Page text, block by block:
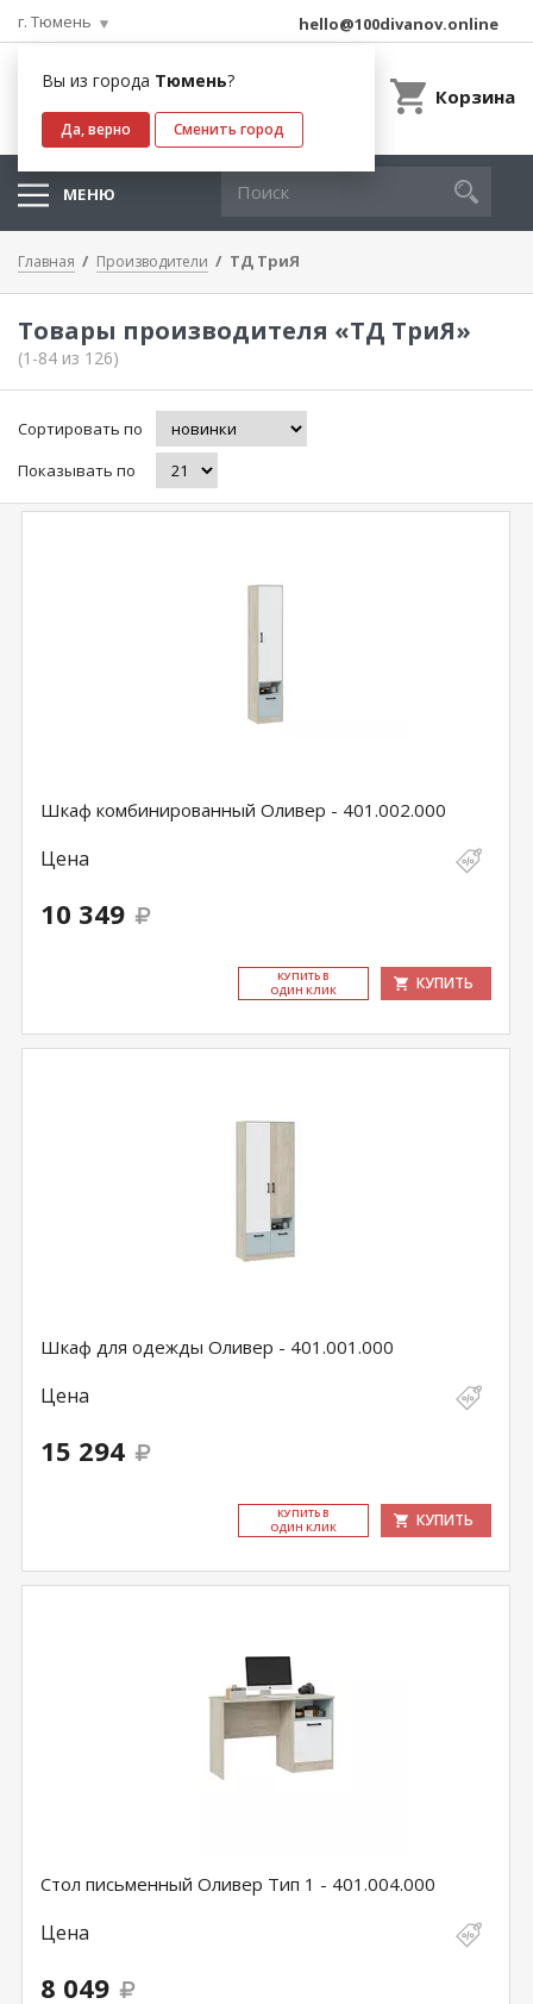
г. Тюмень
Вы из города Тюмень?
Да, верно Сменить город
hello@100divanov.online
Корзина
МЕНЮ
Главная Производители ТД ТриЯ
Товары производителя «ТД ТриЯ»
(1-84 из 126)
Сортировать по
Показывать по
Шкаф комбинированный Оливер - 401.002.000
Цена
10 349
КУ­ПИТЬ В
ОДИН КЛИК
КУПИТЬ
Шкаф для одежды Оливер - 401.001.000
Цена
15 294
КУ­ПИТЬ В
ОДИН КЛИК
КУПИТЬ
Стол письменный Оливер Тип 1 - 401.004.000
Цена
8 049